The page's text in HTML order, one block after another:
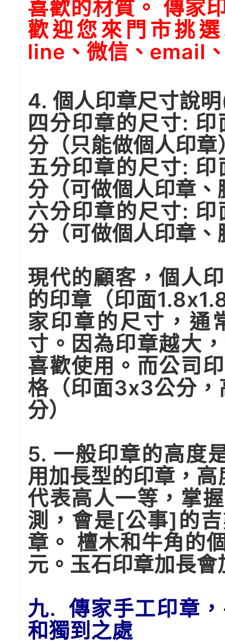
喜歡的材質。 傳家
歡迎您來門市挑
line、微信、email
4. 個人印章尺寸說
四分印章的尺寸:
分（只能做個人印
五分印章的尺寸:
分（可做個人印章
六分印章的尺寸:
分（可做個人印章
現代的顧客，個人
的印章（印面
家印章的尺寸，通
寸。因為印章越大
喜歡使用。而公司
格（印面3x3公分
分）
5. 一般印章的高度
用加長型的印章，
代表高人一等，掌
測，會是[公事]的
章。 檀木和牛角的
元。玉石印章加長
九. 傳家手工印章
和獨到之處